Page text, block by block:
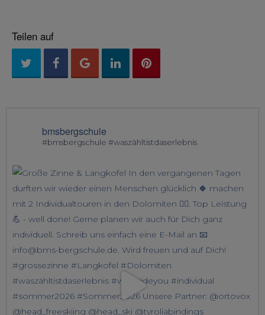
Teilen auf
bmsbergschule
#bmsbergschule #waszähltistdaserlebnis